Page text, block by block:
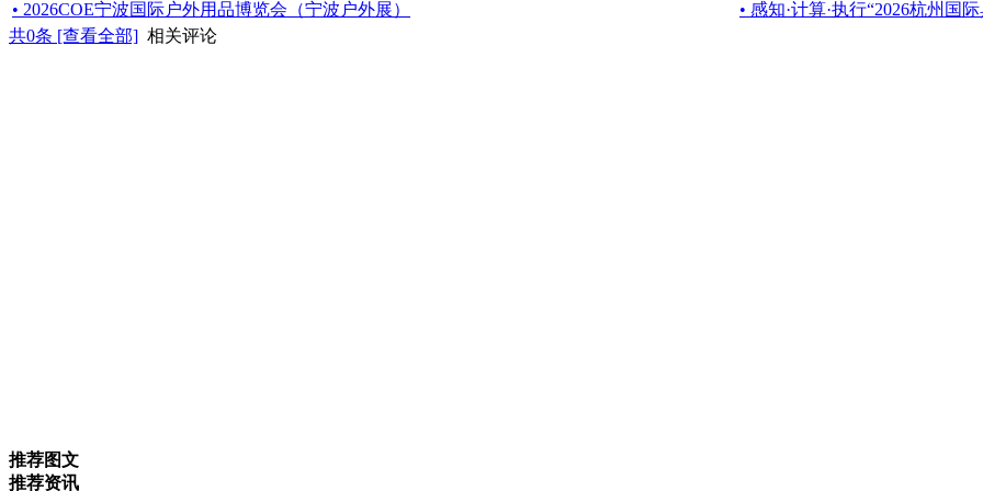
• 2026COE宁波国际户外用品博览会（宁波户外展）
• 感知·计算·执行“2026杭州国
共0条 [查看全部] 相关评论
推荐图文
推荐资讯